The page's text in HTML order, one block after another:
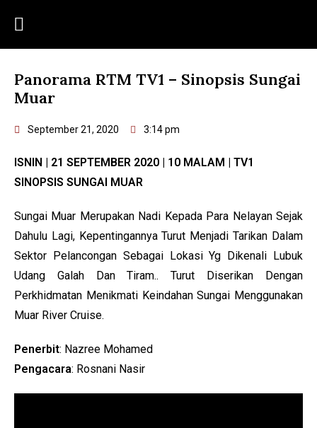
Panorama RTM TV1 – Sinopsis Sungai
Muar
September 21, 2020 3:14 pm
ISNIN | 21 SEPTEMBER 2020 | 10 MALAM | TV1
SINOPSIS SUNGAI MUAR
Sungai Muar Merupakan Nadi Kepada Para Nelayan Sejak
Dahulu Lagi, Kepentingannya Turut Menjadi Tarikan Dalam
Sektor Pelancongan Sebagai Lokasi Yg Dikenali Lubuk
Udang Galah Dan Tiram.. Turut Diserikan Dengan
Perkhidmatan Menikmati Keindahan Sungai Menggunakan
Muar River Cruise.
Penerbit: Nazree Mohamed
Pengacara: Rosnani Nasir